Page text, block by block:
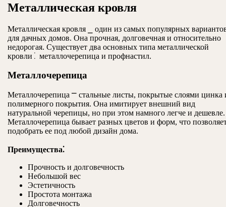
Металлическая кровля
Металлическая кровля ⎯ один из самых популярных
для дачных домов. Она прочная, долговечная и относительно
недорогая. Существует два основных типа металлической
кровли⁚ металлочерепица и профнастил.
Металлочерепица
Металлочерепица ⎻ стальные листы, покрытые слоями цинка
полимерного покрытия. Она имитирует внешний вид
натуральной черепицы, но при этом намного легче и дешевле.
Металлочерепица бывает разных цветов и форм, что
подобрать ее под любой дизайн дома.
Преимущества⁚
Прочность и долговечность
Небольшой вес
Эстетичность
Простота монтажа
Долговечность